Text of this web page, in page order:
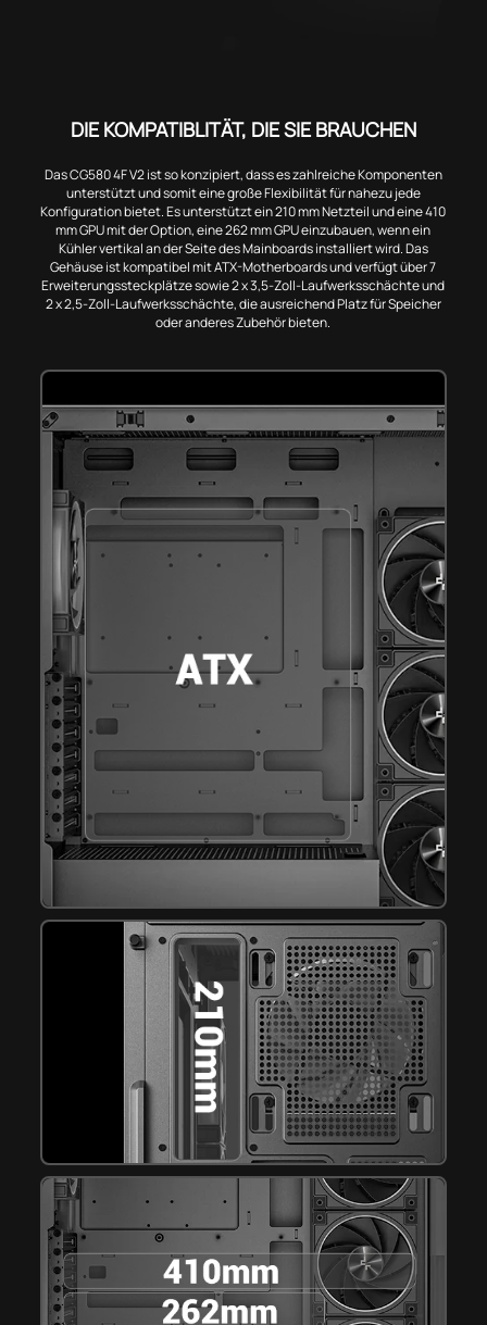
DIE KOMPATIBLITÄT, DIE SIE BRAUCHEN
Das CG580 4F V2 ist so konzipiert, dass es zahlreiche Komponenten
unterstützt und somit eine große Flexibilität für nahezu jede
Konfiguration bietet. Es unterstützt ein 210 mm Netzteil und eine 410
mm GPU mit der Option, eine 262 mm GPU einzubauen, wenn ein
Kühler vertikal an der Seite des Mainboards installiert wird. Das
Gehäuse ist kompatibel mit ATX-Motherboards und verfügt über 7
Erweiterungssteckplätze sowie 2 x 3,5-Zoll-Laufwerksschächte und
2 x 2,5-Zoll-Laufwerksschächte, die ausreichend Platz für Speicher
oder anderes Zubehör bieten.